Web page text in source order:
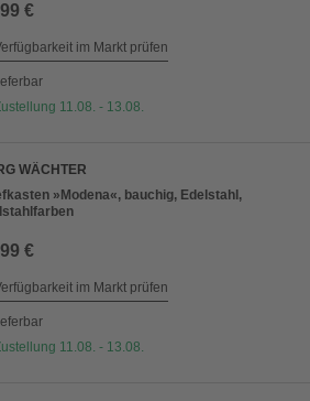
€
im Markt prüfen
11.08. - 13.08.
WÄCHTER
»Modena«, bauchig, Edelstahl,
€
im Markt prüfen
11.08. - 13.08.